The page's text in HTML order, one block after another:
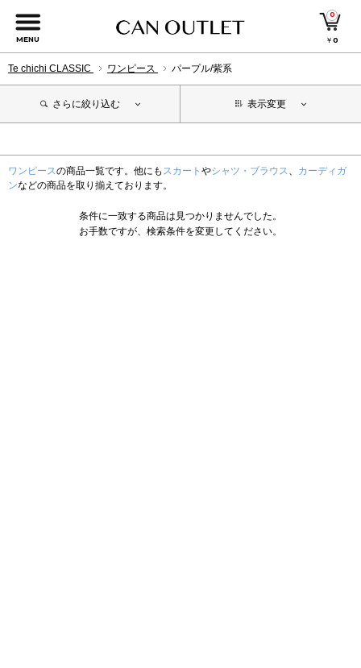
MENU
0
￥0
Te chichi CLASSIC ワンピース パープル/紫系
さらに絞り込む 表示変更
ワンピースの商品一覧です。他にも スカート やシャツ・ブラウス、 カーディガ
ンなどの商品を取り揃えております。
条件に一致する商品は見つかりませんでした。
お手数ですが、検索条件を変更してください。